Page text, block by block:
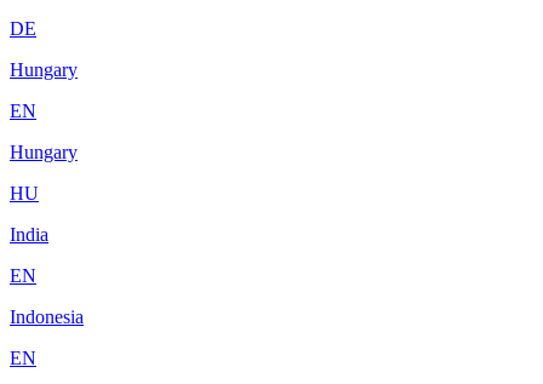
DE
Hungary
EN
Hungary
HU
India
EN
Indonesia
EN